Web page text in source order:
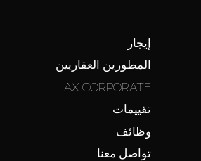
إيجار
المطورين العقاريين
AX CORPORATE
تقييمات
وظائف
تواصل معنا